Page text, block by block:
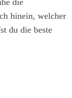
die
hinein, welcher
du die beste